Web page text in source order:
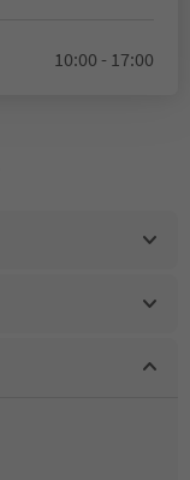
10:00 - 17:00